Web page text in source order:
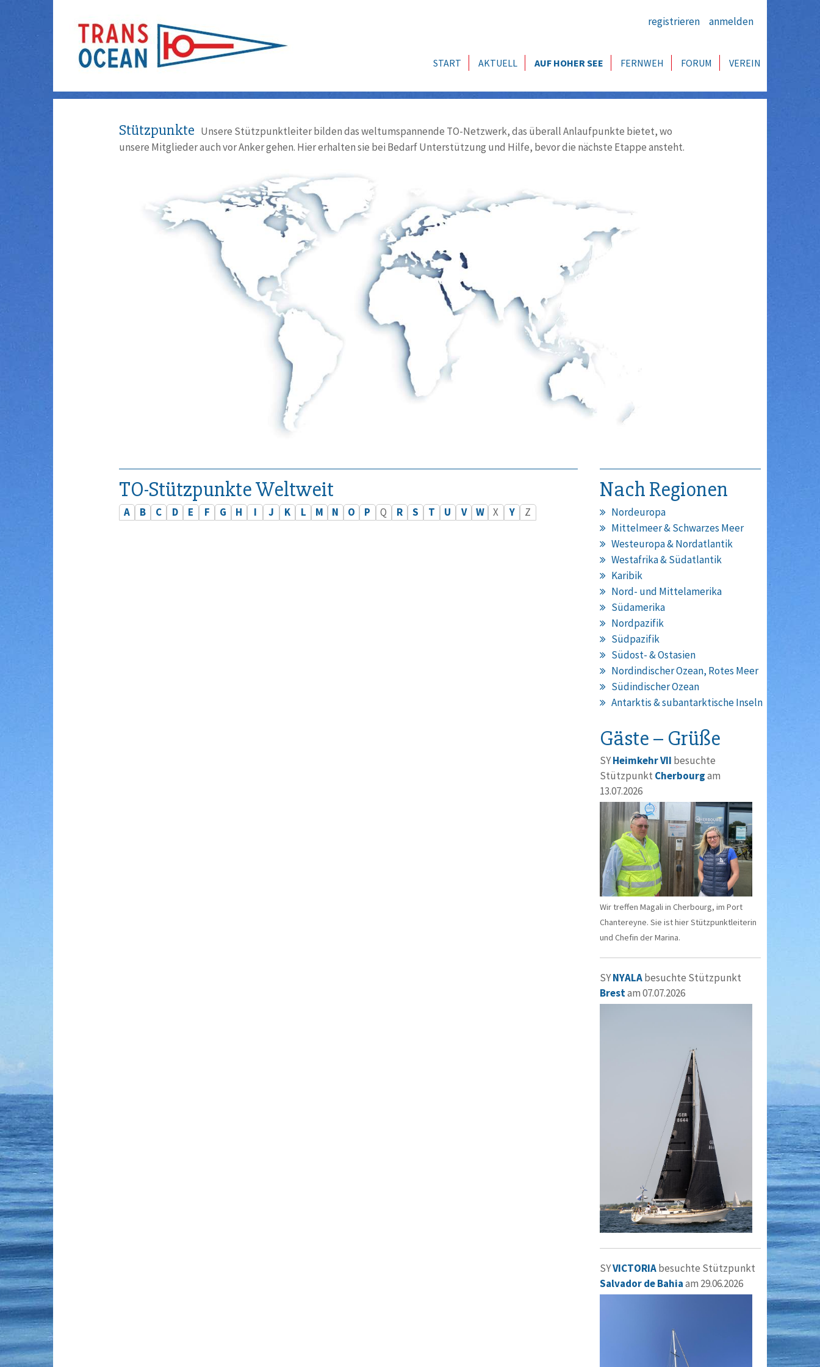
registrieren anmelden
START AKTUELL AUF HOHER SEE FERNWEH FORUM VEREIN
Stützpunkte Unsere Stützpunktleiter bilden das weltumspannende TO-Netzwerk, das überall Anlaufpunkte bietet, wo
unsere Mitglieder auch vor Anker gehen. Hier erhalten sie bei Bedarf Unterstützung und Hilfe, bevor die nächste Etappe ansteht.
TO-Stützpunkte Weltweit
A B C D E F G H I J K L M N O P Q R S T U V W X Y Z
Nach Regionen
Nordeuropa
Mittelmeer & Schwarzes Meer
Westeuropa & Nordatlantik
Westafrika & Südatlantik
Karibik
Nord- und Mittelamerika
Südamerika
Nordpazifik
Südpazifik
Südost- & Ostasien
Nordindischer Ozean, Rotes Meer
Südindischer Ozean
Antarktis & subantarktische Inseln
Gäste – Grüße
SYHeimkehr VII besuchte
Stützpunkt Cherbourgam
13.07.2026
Wir treffen Magali in Cherbourg, im Port
Chantereyne. Sie ist hier Stützpunktleiterin
und Chefin der Marina.
SYNYALAbesuchte Stützpunkt
Brestam 07.07.2026
SYVICTORIAbesuchte Stützpunkt
Salvador de Bahiaam 29.06.2026